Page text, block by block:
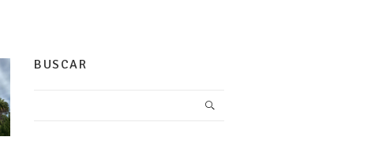
BUSCAR